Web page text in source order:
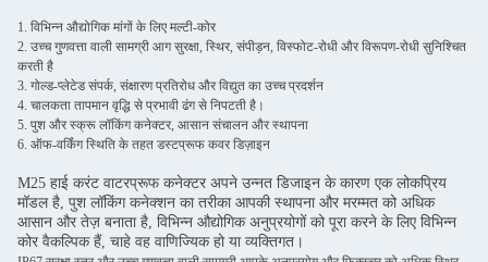
1. विभिन्न औद्योगिक मांगों के लिए मल्टी-कोर
2. उच्च गुणवत्ता वाली सामग्री आग सुरक्षा, स्थिर, संपीड़न, विस्फोट-रोधी और विरूपण-रोधी सुनिश्चित
करती है
3. गोल्ड-प्लेटेड संपर्क, संक्षारण प्रतिरोध और विद्युत का उच्च प्रदर्शन
4. चालकता तापमान वृद्धि से प्रभावी ढंग से निपटती है।
5. पुश और स्क्रू लॉकिंग कनेक्टर, आसान संचालन और स्थापना
6. ऑफ-वर्किंग स्थिति के तहत डस्टप्रूफ कवर डिज़ाइन
M25 हाई करंट वाटरप्रूफ कनेक्टर अपने उन्नत डिजाइन के कारण एक लोकप्रिय
मॉडल है, पुश लॉकिंग कनेक्शन का तरीका आपकी स्थापना और मरम्मत को अधिक
आसान और तेज़ बनाता है, विभिन्न औद्योगिक अनुप्रयोगों को पूरा करने के लिए विभिन्न
कोर वैकल्पिक हैं, चाहे वह वाणिज्यिक हो या व्यक्तिगत।